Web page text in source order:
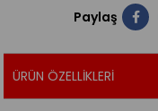
Paylaş
ÜRÜN ÖZELLIKLERI